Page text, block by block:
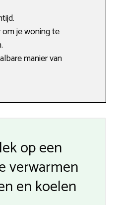
je woning te
manier van
op een
verwarmen
en koelen